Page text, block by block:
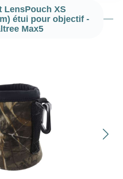
LensPouch XS
étui pour objectif -
Max5